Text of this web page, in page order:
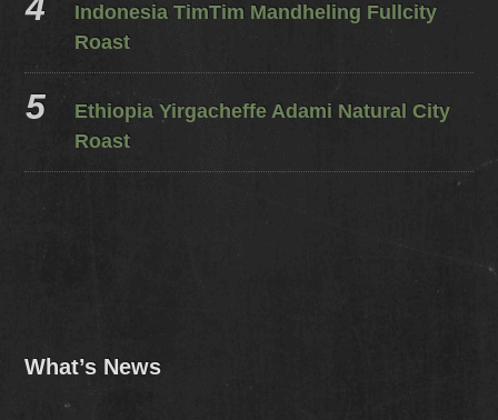
Indonesia TimTim Mandheling Fullcity
Roast
Ethiopia Yirgacheffe Adami Natural City
Roast
What’s News